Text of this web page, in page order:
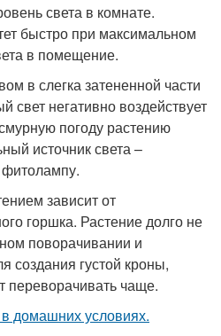
света в комнате.
быстро при максимальном
в помещение.
в слегка затененной части
свет негативно воздействует
погоду растению
источник света –
фитолампу.
зависит от
горшка. Растение долго не
поворачивании и
создания густой кроны,
переворачивать чаще.